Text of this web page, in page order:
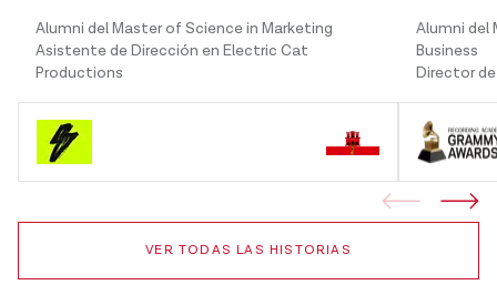
Alumni del Master of Science in Marketing
Asistente de Dirección en Electric Cat
Productions
Alumni del
Business
Director de
VER TODAS LAS HISTORIAS